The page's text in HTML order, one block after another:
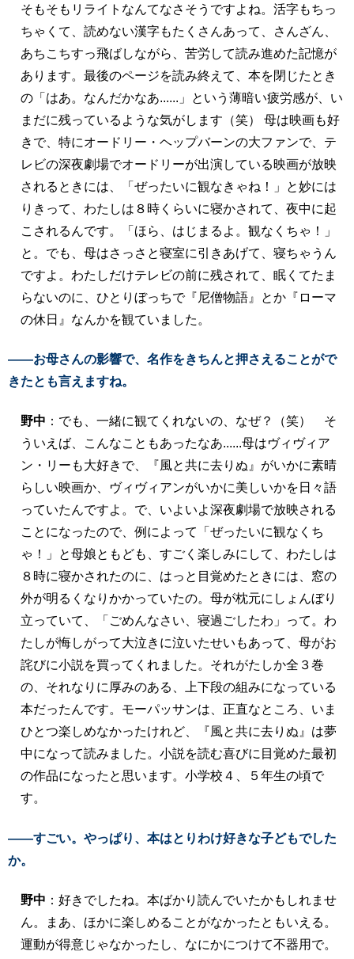
そもそもリライトなんてなさそうですよね。活字もちっ
ちゃくて、読めない漢字もたくさんあって、さんざん、
あちこちすっ飛ばしながら、苦労して読み進めた記憶が
あります。最後のページを読み終えて、本を閉じたとき
の「はあ。なんだかなあ......」という薄暗い疲労感が、い
まだに残っているような気がします（笑） 母は映画も好
きで、特にオードリー・ヘップバーンの大ファンで、テ
レビの深夜劇場でオードリーが出演している映画が放映
されるときには、「ぜったいに観なきゃね！」と妙には
りきって、わたしは８時くらいに寝かされて、夜中に起
こされるんです。「ほら、はじまるよ。観なくちゃ！」
と。でも、母はさっさと寝室に引きあげて、寝ちゃうん
ですよ。わたしだけテレビの前に残されて、眠くてたま
らないのに、ひとりぼっちで『尼僧物語』とか『ローマ
の休日』なんかを観ていました。
――お母さんの影響で、名作をきちんと押さえることがで
きたとも言えますね。
野中 ：でも、一緒に観てくれないの、なぜ？（笑） そ
ういえば、こんなこともあったなあ......母はヴィヴィア
ン・リーも大好きで、『風と共に去りぬ』がいかに素晴
らしい映画か、ヴィヴィアンがいかに美しいかを日々語
っていたんですよ。で、いよいよ深夜劇場で放映される
ことになったので、例によって「ぜったいに観なくち
ゃ！」と母娘ともども、すごく楽しみにして、わたしは
８時に寝かされたのに、はっと目覚めたときには、窓の
外が明るくなりかかっていたの。母が枕元にしょんぼり
立っていて、「ごめんなさい、寝過ごしたわ」って。わ
たしが悔しがって大泣きに泣いたせいもあって、母がお
詫びに小説を買ってくれました。それがたしか全３巻
の、それなりに厚みのある、上下段の組みになっている
本だったんです。モーパッサンは、正直なところ、いま
ひとつ楽しめなかったけれど、『風と共に去りぬ』は夢
中になって読みました。小説を読む喜びに目覚めた最初
の作品になったと思います。小学校４、５年生の頃で
す。
――すごい。やっぱり、本はとりわけ好きな子どもでした
か。
野中 ：好きでしたね。本ばかり読んでいたかもしれませ
ん。まあ、ほかに楽しめることがなかったともいえる。
運動が得意じゃなかったし、なにかにつけて不器用で。